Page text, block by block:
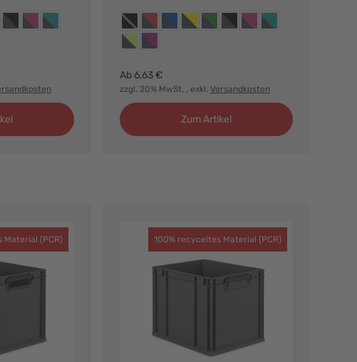
rot blau
griffringe gelb
griffringe grün
anthrazit, griffringe schwarz
anthrazit, griffringe magenta
anthrazit, griffringe türkis
purpur
Farbvarianten:
anthrazit, ohne griffringe
anthrazit, griffringe rot
anthrazit, griffringe blau
anthrazit, griffringe gelb
anthrazit, griffringe grün
anthrazit, griffringe schwarz
anthrazit, griffringe
anthrazit, griffringe
anthrazit, griffringe hellgrün
anthrazit, griffringe purpur
Ab 6,63 €
zzgl. 20% MwSt. , exkl. Versandkosten
Zum Artikel
Material (PCR) 100% recyceltes Material (PCR)